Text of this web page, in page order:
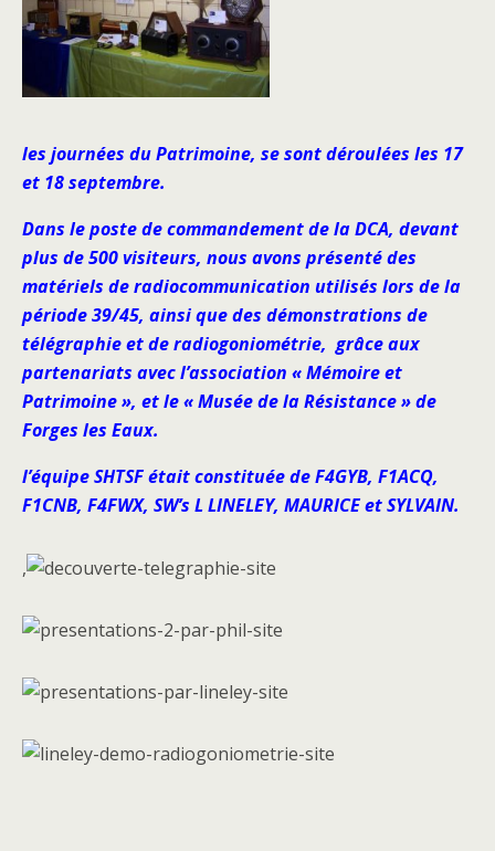
les journées du Patrimoine, se sont déroulées les 17
et 18 septembre.
Dans le poste de commandement de la DCA, devant
plus de 500 visiteurs, nous avons présenté des
matériels de radiocommunication utilisés lors de la
période 39/45, ainsi que des démonstrations de
télégraphie et de radiogoniométrie, grâce aux
partenariats avec l’association « Mémoire et
Patrimoine », et le « Musée de la Résistance » de
Forges les Eaux.
l’équipe SHTSF était constituée de F4GYB, F1ACQ,
F1CNB, F4FWX, SW’s L LINELEY, MAURICE et SYLVAIN.
,